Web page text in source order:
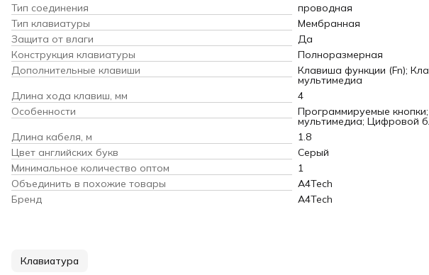
Тип соединения
проводная
Тип клавиатуры
Мембранная
Защита от влаги
Да
Конструкция клавиатуры
Полноразмерная
Дополнительные клавиши
Клавиша функции (Fn);
мультимедиа
Длина хода клавиш, мм
4
Особенности
Программируемые
мультимедиа; Цифровой
Длина кабеля, м
1.8
Цвет английских букв
Серый
Минимальное количество оптом
1
Объединить в похожие товары
A4Tech
Бренд
A4Tech
Клавиатура